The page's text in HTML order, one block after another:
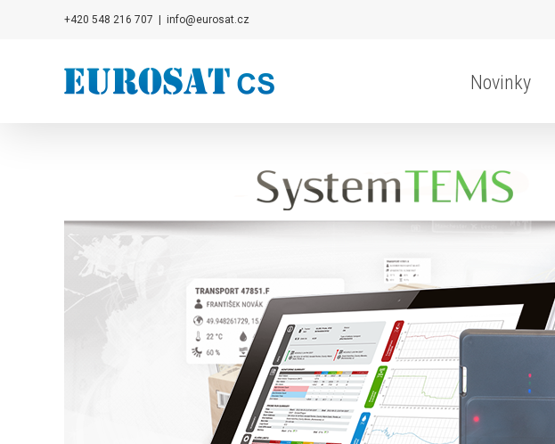
+420 548 216 707 info@eurosat.cz
Novinky